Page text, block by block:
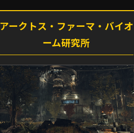
アークトス・ファーマ・バイオ
ーム研究所